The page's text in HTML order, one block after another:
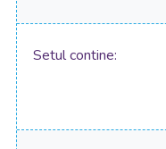
Setul contine